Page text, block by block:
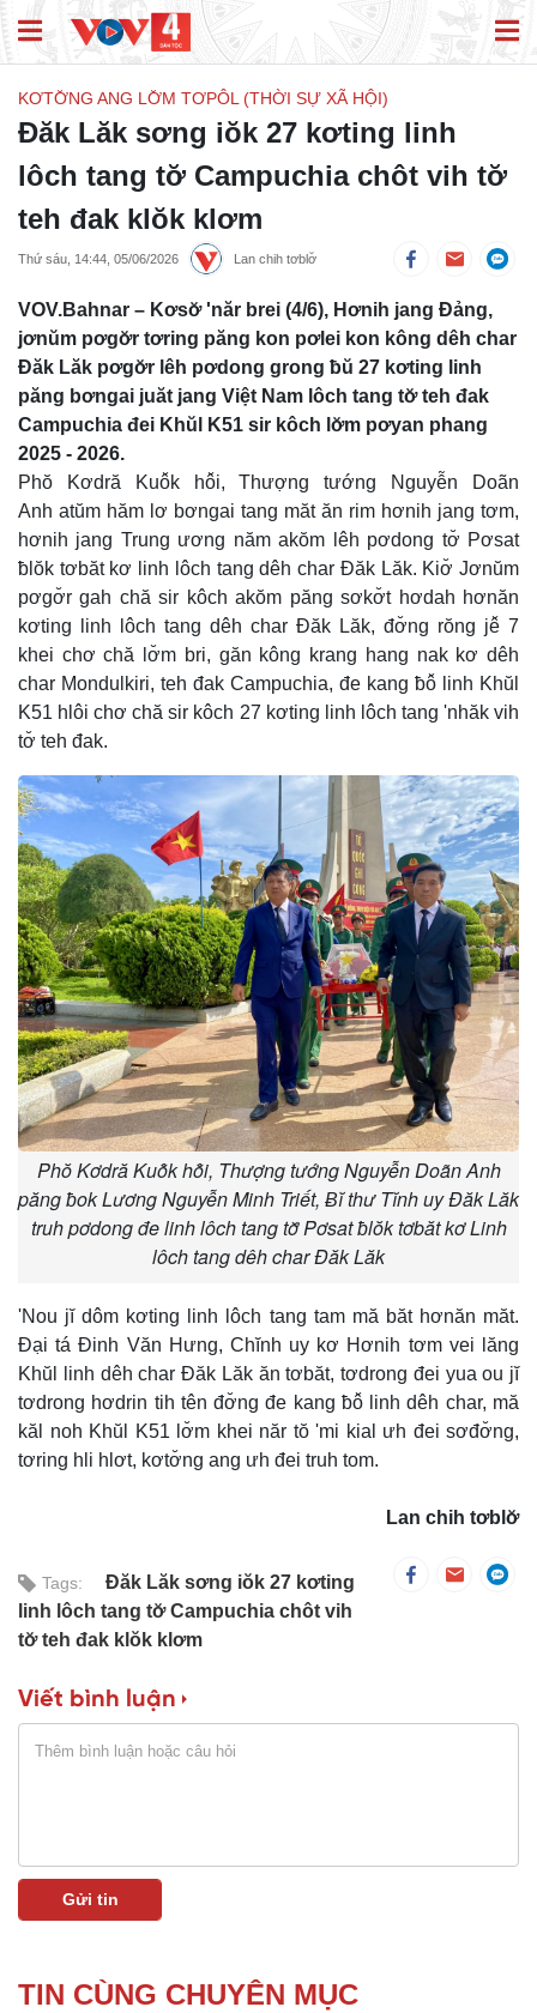
KƠTƠ̆NG ANG LƠ̆M TƠPÔL (THỜI SỰ XÃ HỘI)
Đăk Lăk sơng iŏk 27 kơting linh
lôch tang tơ̆ Campuchia chôt vih tơ̆
teh đak klŏk klơm
Thứ sáu, 14:44, 05/06/2026 Lan chih tơblơ̆
VOV.Bahnar – Kơsơ̆ 'năr brei (4/6), Hơnih jang Đảng,
jơnŭm pơgơ̆r tơring păng kon pơlei kon kông dêh char
Đăk Lăk pơgơ̆r lêh pơdong grong ƀŭ 27 kơting linh
păng bơngai juăt jang Việt Nam lôch tang tơ̆ teh đak
Campuchia đei Khŭl K51 sir kôch lơ̆m pơyan phang
2025 - 2026.
Phŏ Kơdră Kuô̆k hô̆i, Thượng tướng Nguyễn Doãn
Anh atŭm hăm lơ bơngai tang măt ăn rim hơnih jang tơm,
hơnih jang Trung ương năm akŏm lêh pơdong tơ̆ Pơsat
ƀlŏk tơbăt kơ linh lôch tang dêh char Đăk Lăk. Kiơ̆ Jơnŭm
pơgơ̆r gah chă sir kôch akŏm păng sơkơ̆t hơdah hơnăn
kơting linh lôch tang dêh char Đăk Lăk, đơ̆ng rŏng jê̆ 7
khei chơ chă lơ̆m bri, găn kông krang hang nak kơ dêh
char Mondulkiri, teh đak Campuchia, đe kang ƀô̆ linh Khŭl
K51 hlôi chơ chă sir kôch 27 kơting linh lôch tang 'nhăk vih
tơ̆ teh đak.
Phŏ Kơdră Kuô̆k hô̆i, Thượng tướng Nguyễn Doãn Anh
păng ƀok Lương Nguyễn Minh Triết, Ƀĭ thư Tĭnh uy Đăk Lăk
truh pơdong đe linh lôch tang tơ̆ Pơsat ƀlŏk tơbăt kơ Linh
lôch tang dêh char Đăk Lăk
'Nou jĭ dôm kơting linh lôch tang tam mă băt hơnăn măt.
Đại tá Đinh Văn Hưng, Chĭnh uy kơ Hơnih tơm vei lăng
Khŭl linh dêh char Đăk Lăk ăn tơbăt, tơdrong đei yua ou jĭ
tơdrong hơdrin tih tên đơ̆ng đe kang ƀô̆ linh dêh char, mă
kăl noh Khŭl K51 lơ̆m khei năr tŏ 'mi kial ưh đei sơđơ̆ng,
tơring hli hlơt, kơtơ̆ng ang ưh đei truh tom.
Lan chih tơblơ̆
Tags:
Đăk Lăk sơng iŏk 27 kơting
linh lôch tang tơ̆ Campuchia chôt vih
tơ̆ teh đak klŏk klơm
Viết bình luận
TIN CÙNG CHUYÊN MỤC